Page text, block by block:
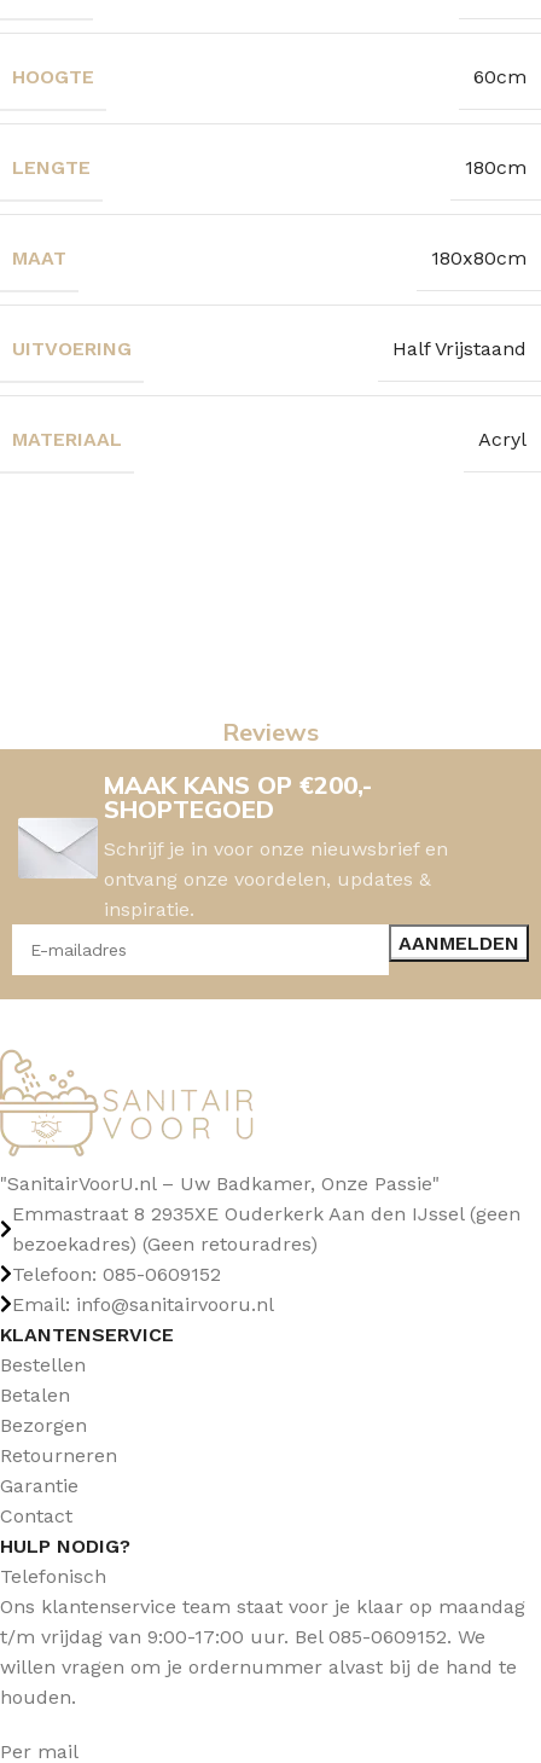
HOOGTE 60cm
LENGTE 180cm
MAAT 180x80cm
UITVOERING Half Vrijstaand
MATERIAAL Acryl
Reviews
MAAK KANS OP €200,-
SHOPTEGOED
Schrijf je in voor onze nieuwsbrief en
ontvang onze voordelen, updates &
inspiratie.
"SanitairVoorU.nl – Uw Badkamer, Onze Passie"
Emmastraat 8 2935XE Ouderkerk Aan den IJssel (geen
bezoekadres) (Geen retouradres)
Telefoon: 085-0609152
Email: info@sanitairvooru.nl
KLANTENSERVICE
Bestellen
Betalen
Bezorgen
Retourneren
Garantie
Contact
HULP NODIG?
Telefonisch
Ons klantenservice team staat voor je klaar op maandag
t/m vrijdag van 9:00-17:00 uur. Bel 085-0609152. We
willen vragen om je ordernummer alvast bij de hand te
houden.
Per mail